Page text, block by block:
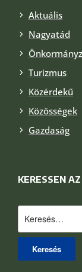
Aktuális
Nagyatád
Turizmus
Közérdekű
Közösségek
Gazdaság
KERESSEN